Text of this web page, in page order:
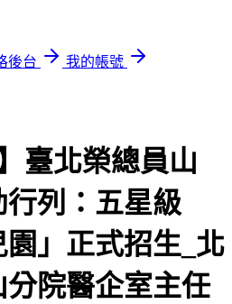
後台
我的帳號
臺北榮總員山
列：五星級
園」正式招生_北
院醫企室主任